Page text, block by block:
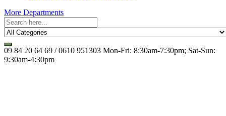
More Departments
09 84 20 64 69 / 0610 951303 Mon-Fri: 8:30am-7:30pm; Sat-Sun:
9:30am-4:30pm